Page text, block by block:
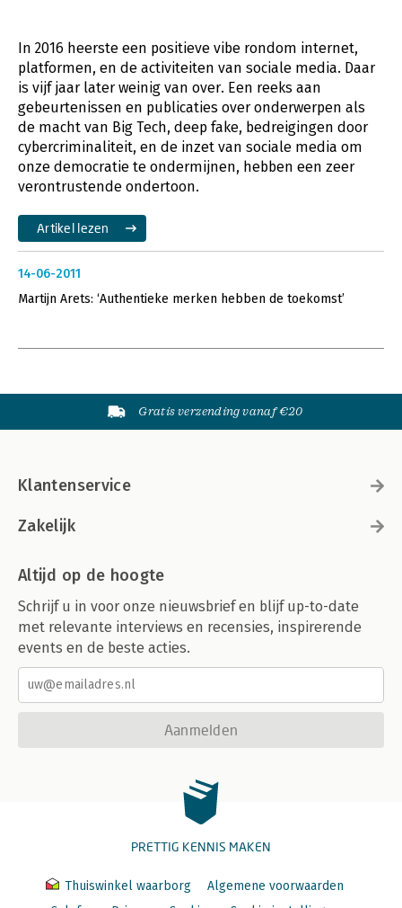
In 2016 heerste een positieve vibe rondom internet,
platformen, en de activiteiten van sociale media. Daar
is vijf jaar later weinig van over. Een reeks aan
gebeurtenissen en publicaties over onderwerpen als
de macht van Big Tech, deep fake, bedreigingen door
cybercriminaliteit, en de inzet van sociale media om
onze democratie te ondermijnen, hebben een zeer
verontrustende ondertoon.
Artikel lezen
14-06-2011
Martijn Arets: ‘Authentieke merken hebben de toekomst’
Gratis verzending vanaf €20
Klantenservice
Zakelijk
Altijd op de hoogte
Schrijf u in voor onze nieuwsbrief en blijf up-to-date
met relevante interviews en recensies, inspirerende
events en de beste acties.
Aanmelden
PRETTIG KENNIS MAKEN
Thuiswinkel waarborg
Algemene voorwaarden